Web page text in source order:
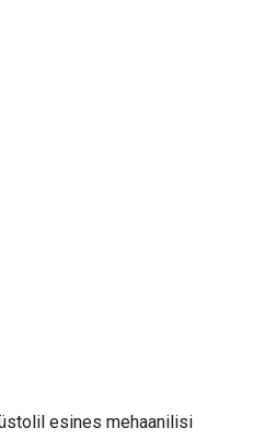
esines mehaanilisi